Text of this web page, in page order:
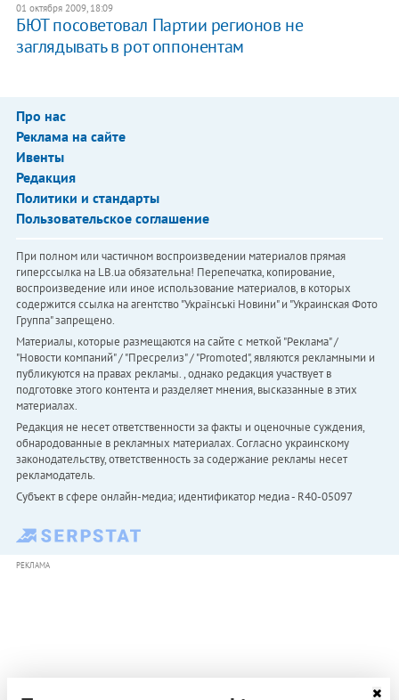
01 октября 2009, 18:09
БЮТ посоветовал Партии регионов не
заглядывать в рот оппонентам
Про нас
Реклама на сайте
Ивенты
Редакция
Политики и стандарты
Пользовательское соглашение
При полном или частичном воспроизведении материалов прямая
гиперссылка на LB.ua обязательна! Перепечатка, копирование,
воспроизведение или иное использование материалов, в которых
содержится ссылка на агентство "Українськi Новини" и "Украинская Фото
Группа" запрещено.
Материалы, которые размещаются на сайте с меткой "Реклама" /
"Новости компаний" / "Пресрелиз" / "Promoted", являются рекламными и
публикуются на правах рекламы. , однако редакция участвует в
подготовке этого контента и разделяет мнения, высказанные в этих
материалах.
Редакция не несет ответственности за факты и оценочные суждения,
обнародованные в рекламных материалах. Согласно украинскому
законодательству, ответственность за содержание рекламы несет
рекламодатель.
Субъект в сфере онлайн-медиа; идентификатор медиа - R40-05097
РЕКЛАМА